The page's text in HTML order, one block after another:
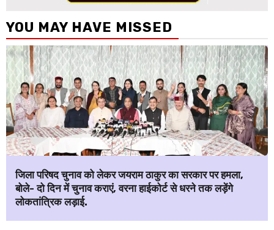
YOU MAY HAVE MISSED
जिला परिषद चुनाव को लेकर जयराम ठाकुर का सरकार पर हमला,
बोले- दो दिन में चुनाव कराएं, वरना हाईकोर्ट से धरने तक लड़ेंगे
लोकतांत्रिक लड़ाई.